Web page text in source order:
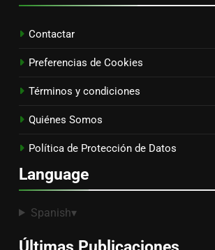
Contactar
Preferencias de Cookies
Términos y condiciones
Quiénes Somos
Política de Protección de Datos
Language
Spanish▾